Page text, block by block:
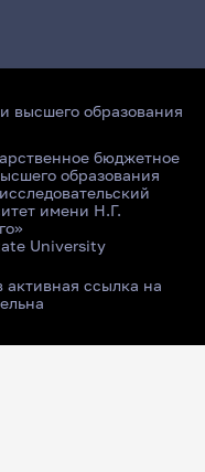
высшего образования
бюджетное
образования
имени Н.Г.
University
ссылка на